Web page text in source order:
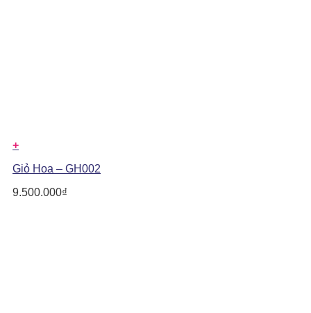
+
Giỏ Hoa – GH002
9.500.000₫